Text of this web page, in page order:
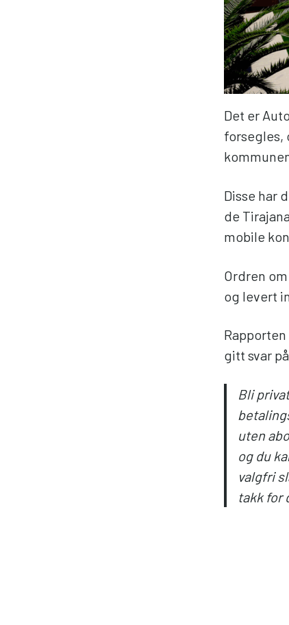
Det er
forsegles,
Disse har
de
mobile
Ordren
og levert
gitt svar
Bli
uten
og du
valgfri
takk for